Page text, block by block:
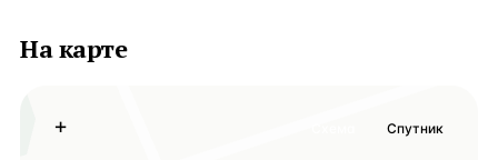
На карте
+
Спутник